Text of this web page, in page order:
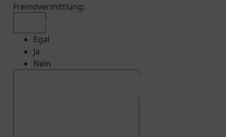
Fremdvermittlung:
Egal
Ja
Nein